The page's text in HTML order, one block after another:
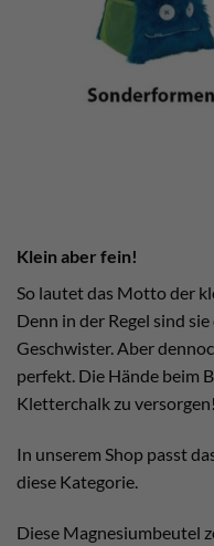
Klein aber fein!
So lautet das Motto der
Denn in der Regel sind
Geschwister. Aber
perfekt. Die Hände beim
Kletterchalk zu versorgen!
In unserem Shop passt
diese Kategorie.
Diese Magnesiumbeutel